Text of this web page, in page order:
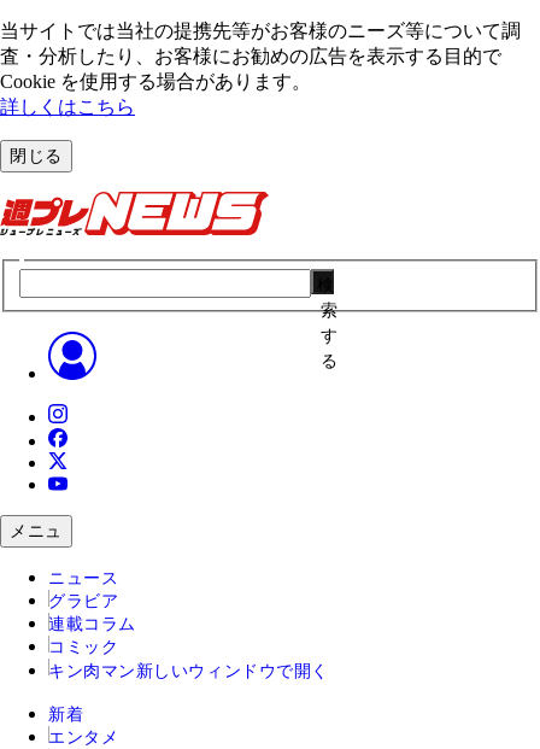
当サイトでは当社の提携先等がお客様のニーズ等について調
査・分析したり、お客様にお勧めの広告を表⽰する⽬的で
Cookie を使⽤する場合があります。
詳しくはこちら
閉じる
索
す
る
メニュ
ニュース
グラビア
連載コラム
コミック
キン肉マン 新しいウィンドウで開く
新着
エンタメ